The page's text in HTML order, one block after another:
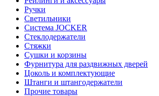
Ручки
Светильники
Система JOCKER
Стеклодержатели
Стяжки
Сушки и корзины
Фурнитура для раздвижных дверей
Цоколь и комплектующие
Штанги и штангодержатели
Прочие товары